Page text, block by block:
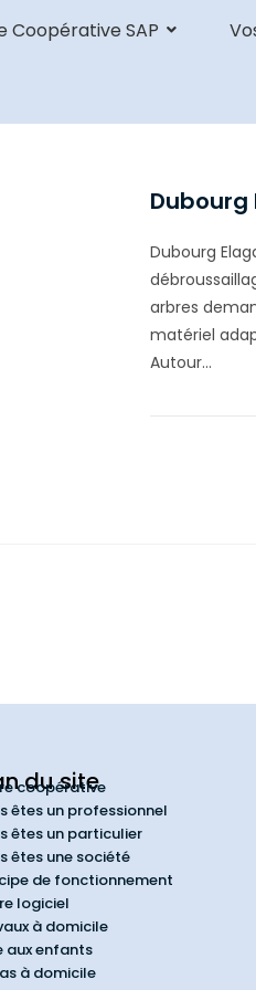
Coopérative SAP
Dubourg
arbres
matériel
Autour…
du site
coopérative
êtes un professionnel
êtes un particulier
êtes une société
de fonctionnement
logiciel
à domicile
aux enfants
à domicile